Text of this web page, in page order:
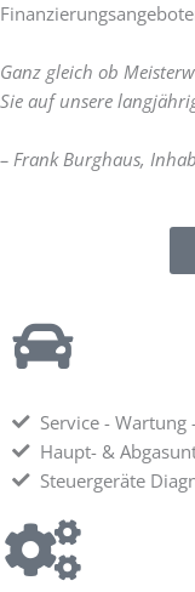
Ganz gleich ob
Sie auf unsere
– Frank Burghaus,
Service - Wartung
Haupt- &
Steuergeräte